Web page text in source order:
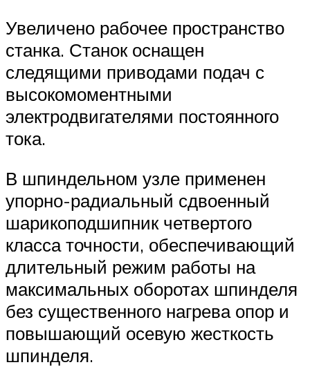
Увеличено рабочее пространство
станка. Станок оснащен
следящими приводами подач с
высокомоментными
электродвигателями постоянного
тока.
В шпиндельном узле применен
упорно-радиальный сдвоенный
шарикоподшипник четвертого
класса точности, обеспечивающий
длительный режим работы на
максимальных оборотах шпинделя
без существенного нагрева опор и
повышающий осевую жесткость
шпинделя.